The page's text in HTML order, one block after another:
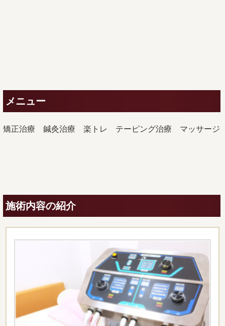
メニュー
矯正治療 鍼灸治療 楽トレ テーピング治療 マッサージ
施術内容の紹介